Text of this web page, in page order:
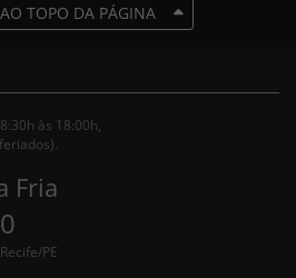
TOPO DA PÁGINA
às 18:00h,
Fria
PE